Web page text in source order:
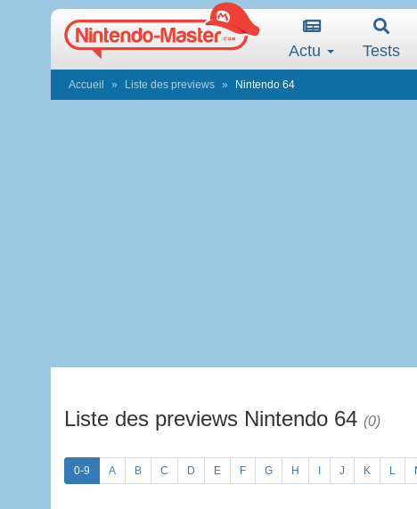
Actu Tests
Accueil Liste des previews Nintendo 64
Liste des previews Nintendo 64 (0)
0-9 A B C D E F G H J K L